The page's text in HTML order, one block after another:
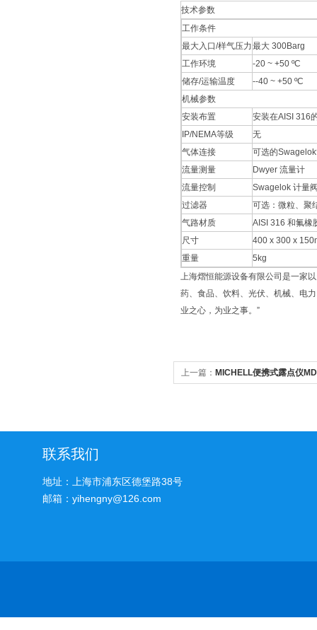
技术参数
工作条件
最大入口/样气压力最大 300Barg
工作环境
-20 ~ +50 ºC
储存/运输温度
--40 ~ +50 ºC
机械参数
安装布置
安装在AISI 316
IP/NEMA等级
无
气体连接
可选的
流量测量
Dwyer 流量计
流量控制
Swagelok 计量
过滤器
可选：微粒、聚
气路材质
AISI 316 和氟橡
尺寸
400 x 300 x
重量
5kg
上海熠恒能源设备有限公司是一家
药、食品、饮料、光伏、机械、电
业之心，为业之事。”
上一篇： MICHELL便携式露点仪
联系我们
地址：上海市浦东区德堡路38号
邮箱：yihengny@126.com